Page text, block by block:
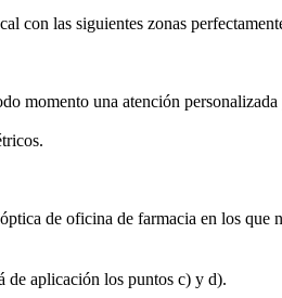
con las siguientes zonas
momento una atención
de oficina de farmacia en los
de aplicación los puntos c) y d).